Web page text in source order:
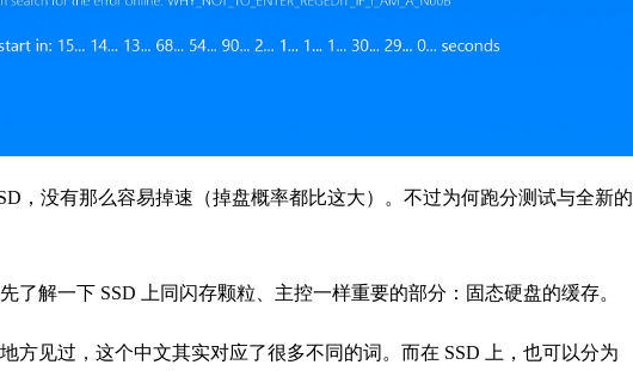
，没有那么容易掉速（掉盘概率都比这大）。不过为何跑分测试与全新的
了解一下 SSD 上同闪存颗粒、主控一样重要的部分：固态硬盘的缓存。
方见过，这个中文其实对应了很多不同的词。而在 SSD 上，也可以分为